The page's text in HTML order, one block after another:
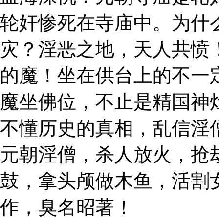
轮奸惨死在寺庙中。为什
灾？淫恶之地，天人共
的魔！坐在供台上的不
魔坐佛位，不止是精国
不懂历史的真相，乱信淫
元朝淫僧，杀人放火，
鼓，拿头颅做木鱼，活割
作，臭名昭著！